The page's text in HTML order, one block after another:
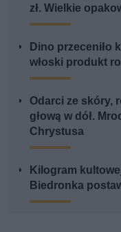
zł. Wielkie
Dino przeceniło
włoski produkt
Odarci ze skóry,
głową w dół.
Chrystusa
Kilogram
Biedronka